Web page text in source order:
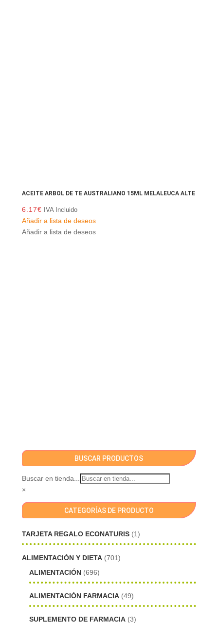
ACEITE ARBOL DE TE AUSTRALIANO 15ML MELALEUCA ALTE
6.17€ IVA Incluido
Añadir a lista de deseos
Añadir a lista de deseos
BUSCAR PRODUCTOS
Buscar en tienda...
×
CATEGORÍAS DE PRODUCTO
TARJETA REGALO ECONATURIS (1)
ALIMENTACIÓN Y DIETA (701)
ALIMENTACIÓN (696)
ALIMENTACIÓN FARMACIA (49)
SUPLEMENTO DE FARMACIA (3)